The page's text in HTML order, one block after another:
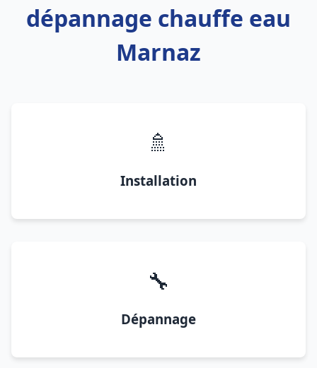
dépannage chauffe eau
Marnaz
🚿
Installation
🔧
Dépannage